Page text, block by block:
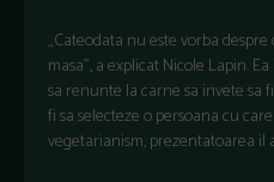
„Cateodata nu este vorba
masa”, a explicat Nicole Lapin.
sa renunte la carne sa invete sa
fi sa selecteze o persoana cu
vegetarianism, prezentatoarea il